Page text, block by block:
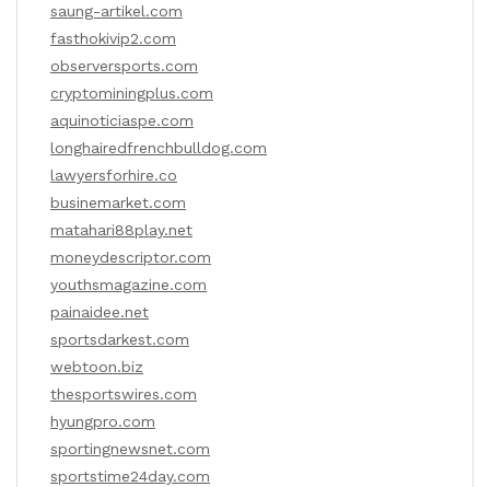
saung-artikel.com
fasthokivip2.com
observersports.com
cryptominingplus.com
aquinoticiaspe.com
longhairedfrenchbulldog.com
lawyersforhire.co
businemarket.com
matahari88play.net
moneydescriptor.com
youthsmagazine.com
painaidee.net
sportsdarkest.com
webtoon.biz
thesportswires.com
hyungpro.com
sportingnewsnet.com
sportstime24day.com